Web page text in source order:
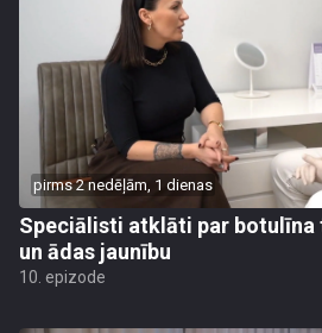
pirms 2 nedēļām, 1 dienas
Speciālisti atklāti par
un ādas jaunību
10. epizode